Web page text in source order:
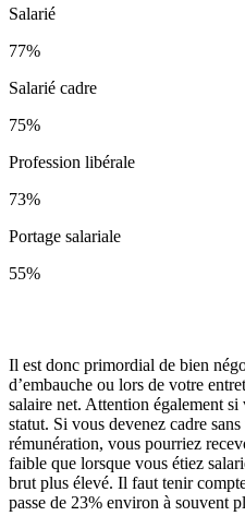
Salarié
77%
Salarié cadre
75%
Profession libérale
73%
Portage salariale
55%
Il est donc primordial de bien
d’embauche ou lors de votre
salaire net. Attention également
statut. Si vous devenez cadre
rémunération, vous pourriez
faible que lorsque vous étiez
brut plus élevé. Il faut tenir
passe de 23% environ à souvent